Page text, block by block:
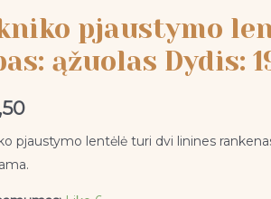
pjaustymo
ąžuolas Dydis:
pjaustymo lentėlė turi dvi linines